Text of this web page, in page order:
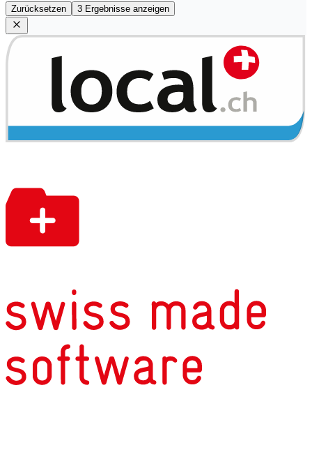
Zurücksetzen 3 Ergebnisse anzeigen